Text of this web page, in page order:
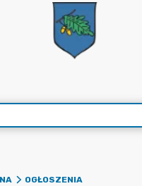
OGŁOSZENIA